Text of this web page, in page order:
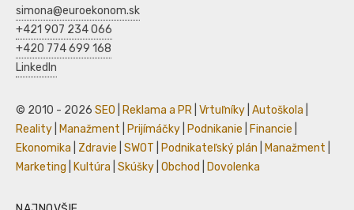
simona@euroekonom.sk
+421 907 234 066
+420 774 699 168
LinkedIn
© 2010 - 2026 SEO Reklama a PR Vrtuľníky Autoškola
Reality
Manažment Prijímáčky Podnikanie Financie
Ekonomika
Zdravie SWOT Podnikateľský plán Manažment
Marketing
Kultúra Skúšky Obchod Dovolenka